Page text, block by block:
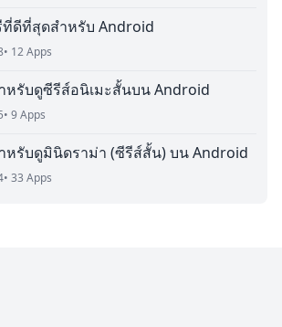
ดีที่สุดสำหรับ Android
• 12 Apps
หรับดูซีรีส์อนิเมะสั้นบน Android
• 9 Apps
หรับดูมินิดราม่า (ซีรีส์สั้น) บน Android
• 33 Apps